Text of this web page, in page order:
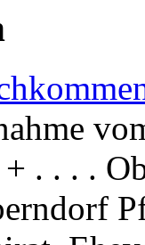
. . . .